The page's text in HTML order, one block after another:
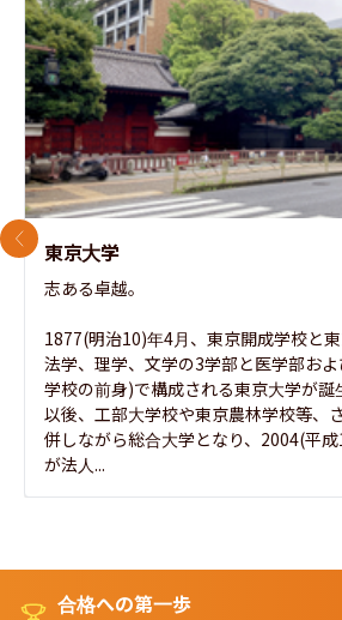
東京大学
志ある卓越。
1877(明治10)年4月、東京開成学校と東
法学、理学、文学の3学部と医学部お
学校の前身)で構成される東京大学が誕
以後、工部大学校や東京農林学校等、
併しながら総合大学となり、2004(平
が法人...
前のスライド
合格への第一歩